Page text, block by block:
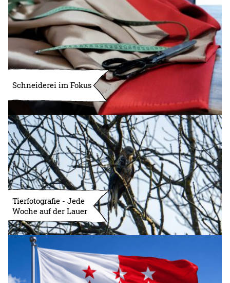
Schneiderei im Fokus
Tierfotografie - Jede
Woche auf der Lauer